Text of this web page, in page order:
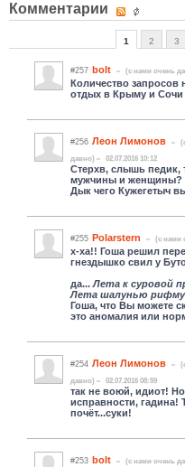
Комментарии
1 2 3
#257 bolt (c нами очень
Количество
отдых в Крыму и Сочи
#256 Леон Лимонов
давно)
02.07.2016 10:12
Стерхв, слышь педик,
мужчины и женщины?
Дык чего Кужегетыч
#255 Polarstern (c нами
х-ха!! Гоша решил
гнездышко свил у
да...Лета к суровой
Лета шалунью рифму
Гоша, что Вы можете
это аномалия или
#254 Леон Лимонов
давно)
02.07.2016 08:59
так не воюй, идиот!
исправности, гадина!
почёт...суки!
#253 bolt (c нами очень